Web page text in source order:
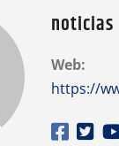
noticias
Web:
https://